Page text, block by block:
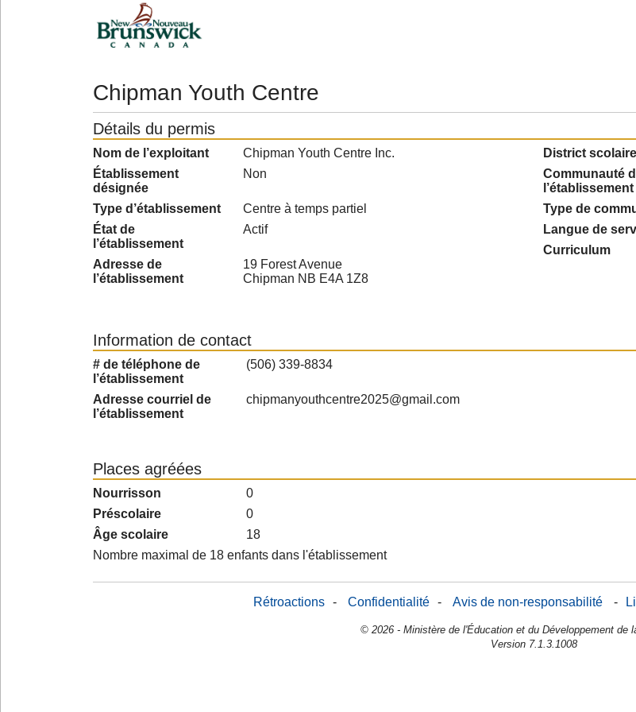
Chipman Youth Centre
Détails du permis
Nom de l’exploitant
Chipman Youth Centre Inc.
Établissement
désignée
Non
Type d’établissement
Centre à temps partiel
État de
l’établissement
Actif
Adresse de
l’établissement
19 Forest Avenue
Chipman NB E4A 1Z8
District scolaire
Communauté
l’établissement
Type de
Langue de
Curriculum
Information de contact
# de téléphone de
l’établissement
(506) 339-8834
Adresse courriel de
l’établissement
chipmanyouthcentre2025@gmail.com
Places agréées
Nourrisson
0
Préscolaire
0
Âge scolaire
18
Nombre maximal de 18 enfants dans l'établissement
Rétroactions - Confidentialité - Avis de non-responsabilité -
© 2026 - Ministère de l'Éducation et du Développement de
Version 7.1.3.1008